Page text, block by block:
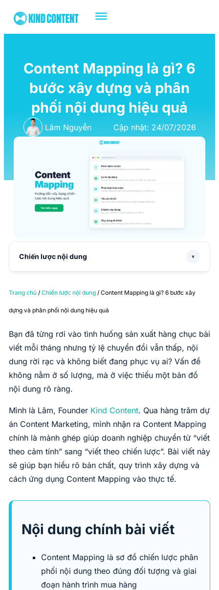
Content Mapping là gì? 6
bước xây dựng và phân
phối nội dung hiệu quả
Lâm Nguyễn Cập nhật: 24/07/2026
Chiến lược nội dung ▼
Trang chủ / Chiến lược nội dung / Content Mapping là gì? 6 bước xây
dựng và phân phối nội dung hiệu quả
Bạn đã từng rơi vào tình huống sản xuất hàng chục bài
viết mỗi tháng nhưng tỷ lệ chuyển đổi vẫn thấp, nội
dung rời rạc và không biết đang phục vụ ai? Vấn đề
không nằm ở số lượng, mà ở việc thiếu một bản đồ
nội dung rõ ràng.
Mình là Lâm, Founder Kind Content. Qua hàng trăm dự
án Content Marketing, mình nhận ra Content Mapping
chính là mảnh ghép giúp doanh nghiệp chuyển từ “viết
theo cảm tính” sang “viết theo chiến lược”. Bài viết này
sẽ giúp bạn hiểu rõ bản chất, quy trình xây dựng và
cách ứng dụng Content Mapping vào thực tế.
Nội dung chính bài viết
Content Mapping là sơ đồ chiến lược phân
phối nội dung theo đúng đối tượng và giai
đoạn hành trình mua hàng